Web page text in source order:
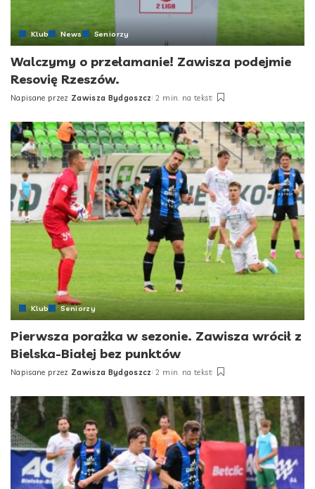
Klub News Seniorzy
Walczymy o przełamanie! Zawisza podejmie
Resovię Rzeszów.
Posted
Napisane przez Zawisza Bydgoszcz 2 min. na tekst
Klub Seniorzy
Pierwsza porażka w sezonie. Zawisza wrócił z
Bielska-Białej bez punktów
Posted
Napisane przez Zawisza Bydgoszcz 2 min. na tekst